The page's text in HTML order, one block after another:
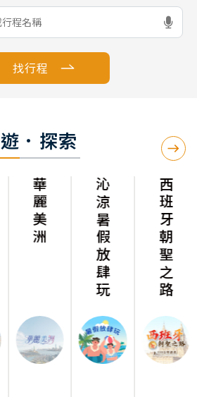
找行程
遊．探索
華麗美洲 沁涼暑假放肆玩 西班牙朝聖之路